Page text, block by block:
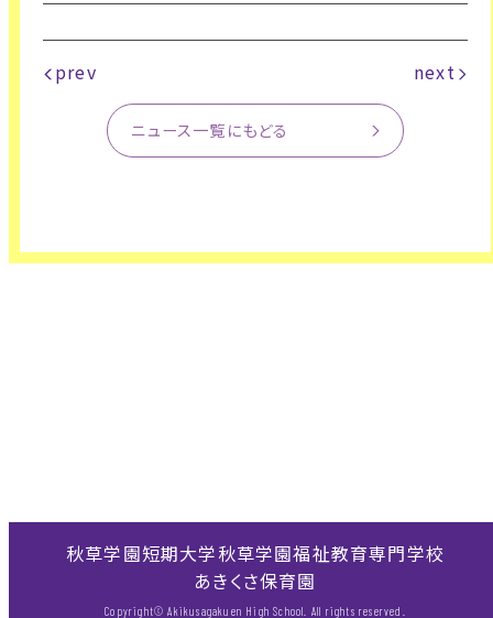
prev next
ニュース一覧にもどる
秋草学園短期大学秋草学園福祉教育専門学校
あきくさ保育園
Copyright© Akikusagakuen High School. All rights reserved.